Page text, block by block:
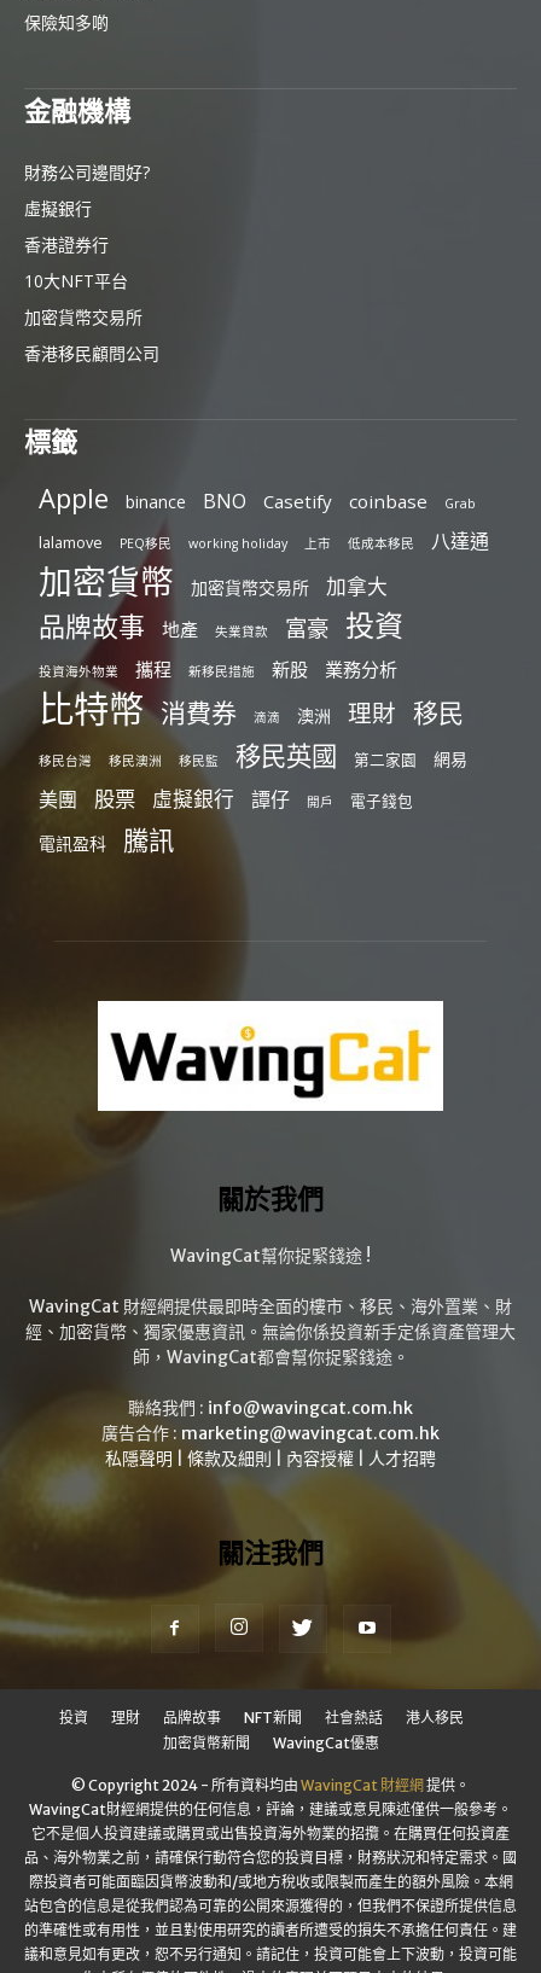
保險知多啲
金融機構
財務公司邊間好?
虛擬銀行
香港證券行
10大NFT平台
加密貨幣交易所
香港移民顧問公司
標籤
Apple binance BNO Casetify coinbase Grab
lalamove PEQ移民 working holiday 上市 低成本移民 八達通
加密貨幣 加密貨幣交易所 加拿大
品牌故事 地產 失業貸款 富豪 投資
投資海外物業 攜程 新移民措施 新股 業務分析
比特幣 消費券 滴滴 澳洲 理財 移民
移民台灣 移民澳洲 移民監 移民英國 第二家園 網易
美團 股票 虛擬銀行 譚仔 開戶 電子錢包
電訊盈科 騰訊
關於我們
WavingCat幫你捉緊錢途 !
WavingCat 財經網提供最即時全面的樓市、移民、海外置業、財
經、加密貨幣、獨家優惠資訊。無論你係投資新手定係資產管理大
師，WavingCat都會幫你捉緊錢途。
聯絡我們 : info@wavingcat.com.hk
廣告合作 : marketing@wavingcat.com.hk
私隱聲明
條款及細則 內容授權 人才招聘
關注我們
投資 理財 品牌故事 NFT新聞 社會熱話
港人移民
加密貨幣新聞
WavingCat優惠
© Copyright 2024 - 所有資料均由 WavingCat 財經網提供。
WavingCat財經網提供的任何信息，評論，建議或意見陳述僅供一般參考。
它不是個人投資建議或購買或出售投資海外物業的招攬。在購買任何投資產
品、海外物業之前，請確保行動符合您的投資目標，財務狀況和特定需求。國
際投資者可能面臨因貨幣波動和/或地方稅收或限製而產生的額外風險。本網
站包含的信息是從我們認為可靠的公開來源獲得的，但我們不保證所提供信息
的準確性或有用性，並且對使用研究的讀者所遭受的損失不承擔任何責任。建
議和意見如有更改，恕不另行通知。請記住，投資可能會上下波動，投資可能